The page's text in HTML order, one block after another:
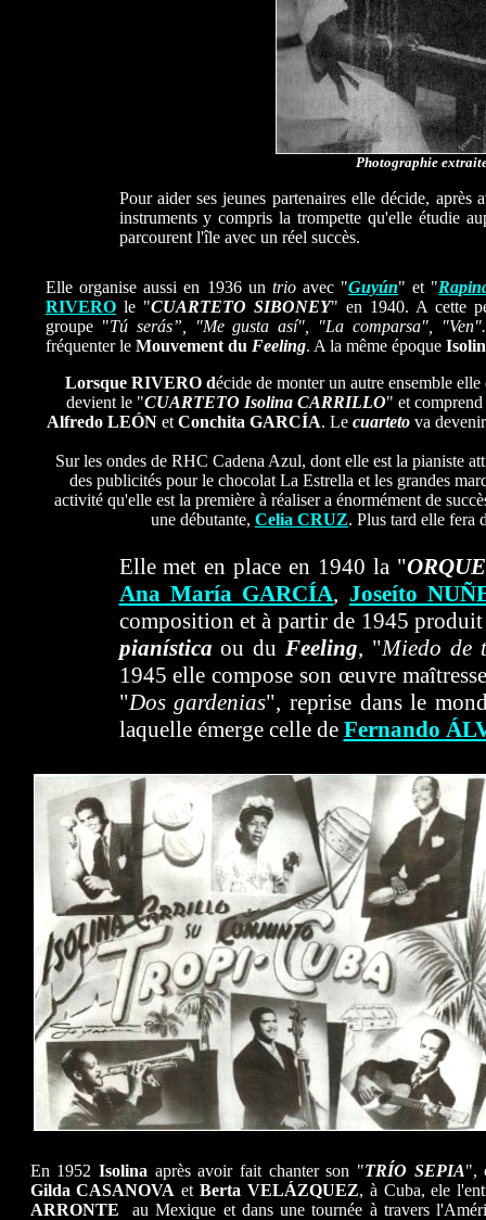
Photographie
Pour aider ses jeunes partenaires elle décide,
instruments y compris la trompette qu'elle étudie
parcourent l'île avec un réel succès.
Elle organise aussi en 1936 un trioavec "Guyún" et "
RIVERO le "CUARTETO SIBONEY" en 1940. A cette
groupe "Tú serás”, "Me gusta así", "La comparsa",
fréquenter le Mouvement du Feeling. A la même époque
Lorsque RIVERO décide de monter un autre ensemble
devient le "CUARTETO Isolina CARRILLO" et
Alfredo LEÓN et Conchita GARCÍA. Le cuarteto va
Sur les ondes de RHC Cadena Azul, dont elle est la pianiste
des publicités pour le chocolat La Estrella et les grandes
activité qu'elle est la première à réaliser a énormément de
une débutante, Celia CRUZ. Plus tard elle fera
Elle met en place en 1940 la "
Ana María GARCÍA, Joseíto
composition et à partir de 1945
pianística ou duFeeling, "Miedo de
1945 elle compose son œuvre
"Dos gardenias", reprise dans le
laquelle émerge celle de Fernando
En 1952 Isolina après avoir fait chanter son "TRÍO SEPIA",
Gilda CASANOVA etBerta VELÁZQUEZ, à Cuba, ele
ARRONTE au Mexique et dans une tournée à travers